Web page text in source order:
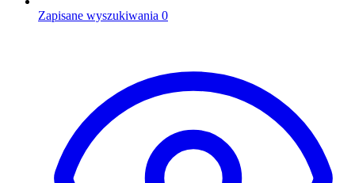
Zapisane wyszukiwania 0